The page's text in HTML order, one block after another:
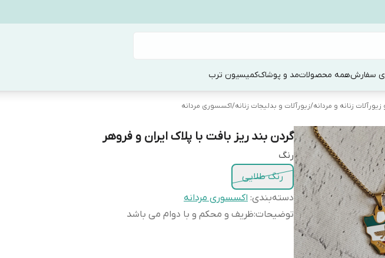
سفارشهمه محصولاتمد و پوشاککمیسیون ترب
زنانه و مردانه/زیورآلات و بدلیجات زنانه/اکسسوری مردانه
گردن بند ریز بافت با پلاک ایران و فروهر
رنگ
رنگ طلایی
دسته‌بندی: اکسسوری مردانه
توضیحات:ظریف و محکم و با دوام می باشد